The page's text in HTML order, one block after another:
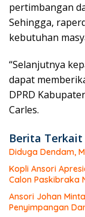
pertimbangan
Sehingga,
kebutuhan
“Selanjutnya
dapat
DPRD
Carles.
Berita Terkait
Diduga Dendam,
Kopli Ansori
Calon Paskibraka
Ansori Johan
Penyimpangan